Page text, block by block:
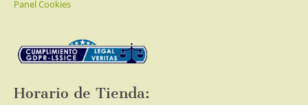
Panel Cookies
Horario de Tienda: